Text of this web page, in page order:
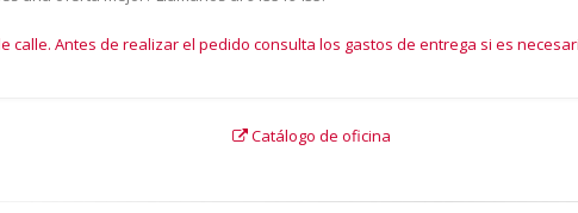
calle. Antes de realizar el pedido consulta los gastos de entrega si es
Catálogo de oficina